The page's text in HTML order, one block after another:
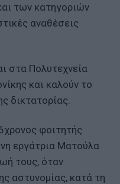
των κατηγοριών
αναθέσεις
στα Πολυτεχνεία
και καλούν το
δικτατορίας.
φοιτητής
εργάτρια Ματούλα
τους, όταν
αστυνομίας, κατά τη